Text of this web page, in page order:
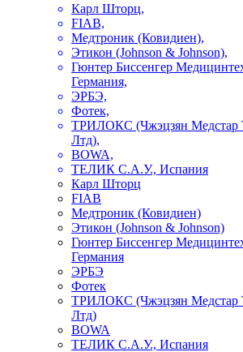
Карл Шторц,
FIAB,
Медтроник (Ковидиен),
Этикон (Johnson & Johnson),
Гюнтер Биссенгер
Германия,
ЭРБЭ,
Фотек,
ТРИЛОКС (Чжэцзян Медстар
Лтд),
BOWA,
ТЕЛИК С.А.У., Испания
Карл Шторц
FIAB
Медтроник (Ковидиен)
Этикон (Johnson & Johnson)
Гюнтер Биссенгер
Германия
ЭРБЭ
Фотек
ТРИЛОКС (Чжэцзян Медстар
Лтд)
BOWA
ТЕЛИК С.А.У., Испания